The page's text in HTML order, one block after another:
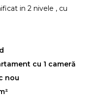
in 2 nivele , cu
cu 1 cameră
nou